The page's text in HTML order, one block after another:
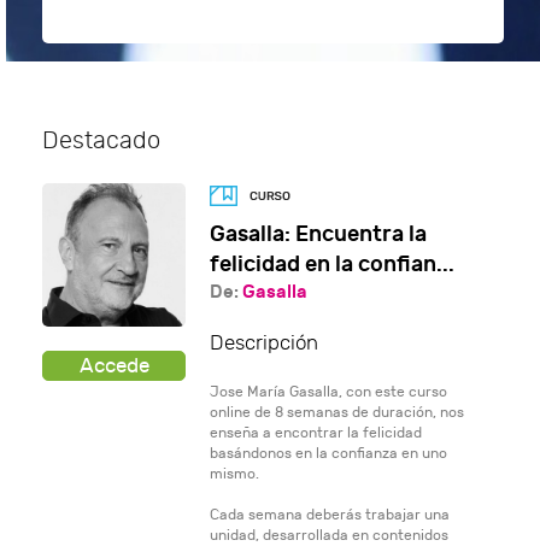
Destacado
Gasalla: Encuentra la
felicidad en la confian...
De:Gasalla
Descripción
Jose María Gasalla, con este curso
online de 8 semanas de duración, nos
enseña a encontrar la felicidad
basándonos en la confianza en uno
mismo.
Cada semana deberás trabajar una
unidad, desarrollada en contenidos